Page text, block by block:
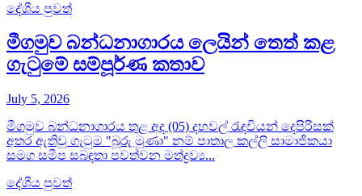
දේශීය පුවත්
මීගමුව බන්ධනාගාරය ලෙයින් තෙත් කළ
ගැටුමේ සම්පූර්ණ කතාව
July 5, 2026
මීගමුව බන්ධනාගාරය තුළ අද (05) දහවල් රැඳවියන් දෙපිරිසක්
අතර ඇතිවූ ගැටුම "බූරු මූණා" නම් පාතාල කල්ලි සාමාජිකයා
සමග සමීප සබඳතා පවත්වන මත්ද්‍රව්‍ය...
දේශීය පුවත්